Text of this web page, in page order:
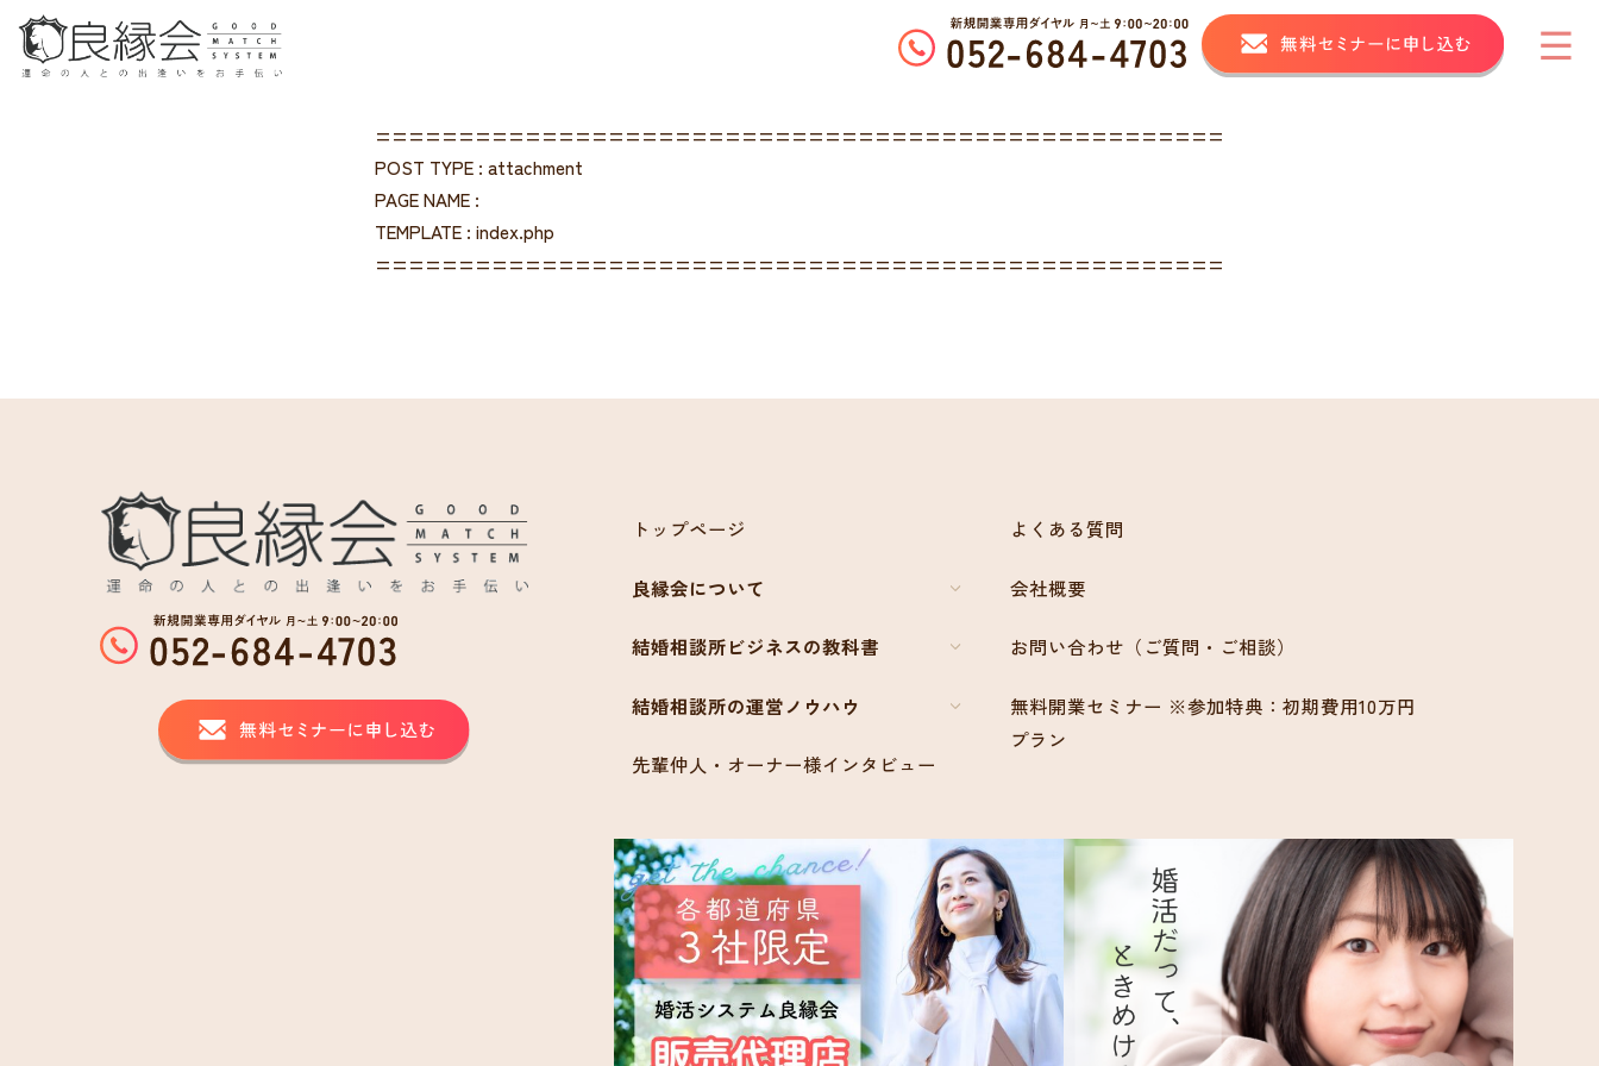
===================================================
POST TYPE : attachment
PAGE NAME :
TEMPLATE : index.php
===================================================
トップページ
良縁会について
結婚相談所ビジネスの教科書
結婚相談所の運営ノウハウ
先輩仲人・オーナー様インタビュー
よくある質問
会社概要
お問い合わせ（ご質問・ご相談）
無料開業セミナー ※参加特典：初期費用10万円
プラン